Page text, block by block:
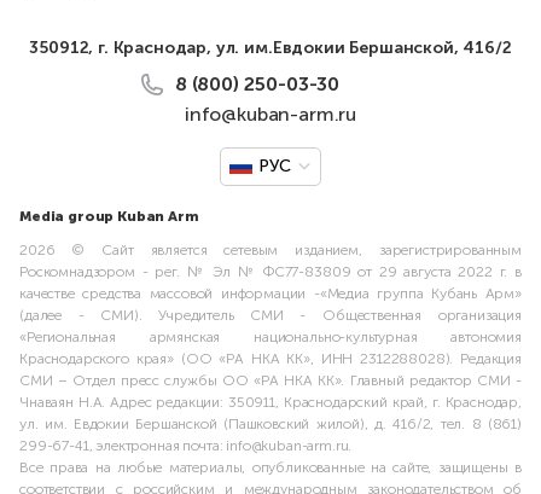
350912, г. Краснодар, ул. им.Евдокии Бершанской, 416/2
8 (800) 250-03-30
info@kuban-arm.ru
РУС
Media group Kuban Arm
2026 © Сайт является сетевым изданием, зарегистрированным
Роскомнадзором - рег. № Эл № ФС77-83809 от 29 августа 2022 г. в
качестве средства массовой информации -«Медиа группа Кубань Арм»
(далее - СМИ). Учредитель СМИ - Общественная организация
«Региональная армянская национально-культурная автономия
Краснодарского края» (ОО «РА НКА КК», ИНН 2312288028). Редакция
СМИ – Отдел пресс службы ОО «РА НКА КК». Главный редактор СМИ -
Чнаваян Н.А. Адрес редакции: 350911, Краснодарский край, г. Краснодар,
ул. им. Евдокии Бершанской (Пашковский жилой), д. 416/2, тел. 8 (861)
299-67-41, электронная почта: info@kuban-arm.ru.
Все права на любые материалы, опубликованные на сайте, защищены в
соответствии с российским и международным законодательством об